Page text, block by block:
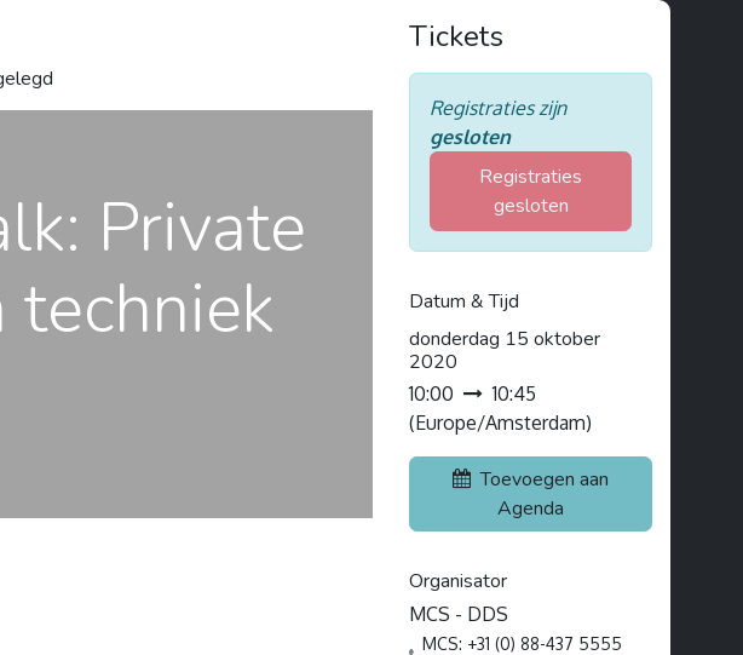
Private
techniek
Tickets
Registraties zijn
gesloten
Registraties
gesloten
Datum & Tijd
donderdag 15 oktober
2020
10:00
10:45
(Europe/Amsterdam)
Toevoegen aan
Agenda
Organisator
MCS - DDS
MCS: +31 (0) 88-437 5555